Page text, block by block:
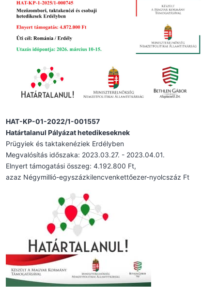
HAT-KP-01-2022/1-001557
Határtalanul Pályázat hetedikeseknek
Prügyiek és taktakenéziek Erdélyben
Megvalósítás időszaka: 2023.03.27. - 2023.04.01.
Elnyert támogatási összeg: 4.192.800 Ft,
azaz Négymillió-egyszázkilencvenkettőezer-nyolcszáz Ft